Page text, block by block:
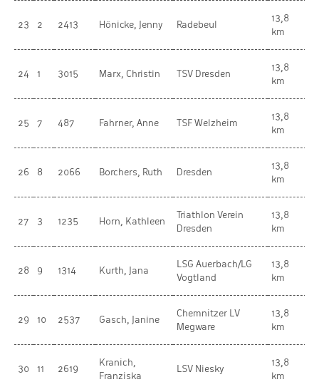
23 2 2413 Hönicke, Jenny Radebeul
13,8
km
24 1 3015 Marx, Christin TSV Dresden
13,8
km
25 7 487 Fahrner, Anne TSF Welzheim
13,8
km
26 8 2066 Borchers, Ruth Dresden
13,8
km
27 3 1235 Horn, Kathleen
Triathlon Verein
Dresden
13,8
km
28 9 1314 Kurth, Jana
LSG Auerbach/LG
Vogtland
13,8
km
29 10 2537 Gasch, Janine
Chemnitzer LV
Megware
13,8
km
30 11 2619
Kranich,
Franziska
LSV Niesky
13,8
km